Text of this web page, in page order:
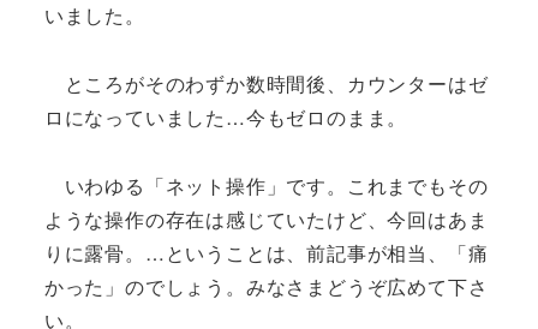
いました。
ところがそのわずか数時間後、カウンターはゼ
ロになっていました…今もゼロのまま。
いわゆる「ネット操作」です。これまでもその
ような操作の存在は感じていたけど、今回はあま
りに露骨。…ということは、前記事が相当、「痛
かった」のでしょう。みなさまどうぞ広めて下さ
い。